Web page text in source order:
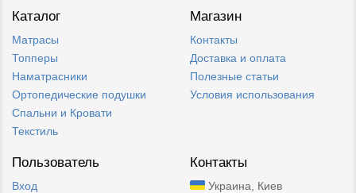
Каталог
Матрасы
Топперы
Наматрасники
Ортопедические подушки
Спальни и Кровати
Текстиль
Магазин
Контакты
Доставка и оплата
Полезные статьи
Условия использования
Пользователь
Вход
Контакты
Украина, Киев